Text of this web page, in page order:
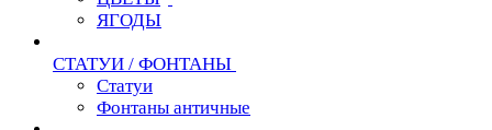
ЯГОДЫ
СТАТУИ / ФОНТАНЫ
Статуи
Фонтаны античные